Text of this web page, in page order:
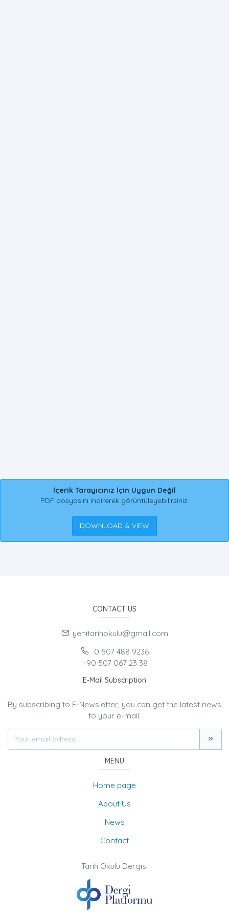
İçerik Tarayıcınız İçin Uygun Değil
PDF dosyasını indirerek görüntüleyebilirsiniz.
DOWNLOAD & VIEW
CONTACT US
yenitarihokulu@gmail.com
0 507 488 9236
+90 507 067 23 38
E-Mail Subscription
By subscribing to E-Newsletter, you can get the latest news
to your e-mail.
MENU
Home page
About Us
News
Contact
Tarih Okulu Dergisi